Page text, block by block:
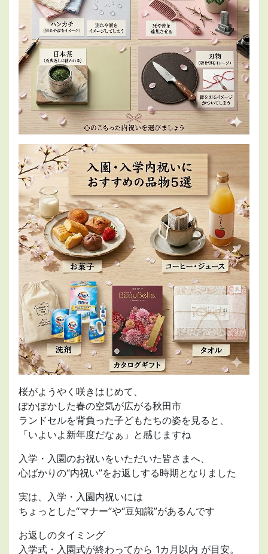
桜がようやく咲きはじめて、
ぽかぽかした春の空気が広がる秋田市
ランドセルを背負った子どもたちの姿を見ると、
「いよいよ新年度だなぁ」と感じますね
入学・入園のお祝いをいただいた皆さまへ、
心ばかりの“内祝い”をお返しする時期となりました
実は、入学・入園内祝いには
ちょっとした“マナー”や“豆知識”があるんです
お返しのタイミング
入学式・入園式が終わってから 1カ月以内 が目安。